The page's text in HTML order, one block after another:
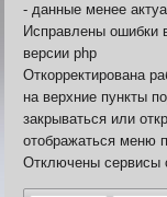
- данные менее
Исправлены ошибки
версии php
Откорректирована
на верхние пункты
закрываться или
отображаться меню
Отключены сервисы